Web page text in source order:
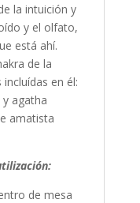
la intuición y
y el olfato,
está ahí.
de la
en él:
agatha
amatista
de mesa